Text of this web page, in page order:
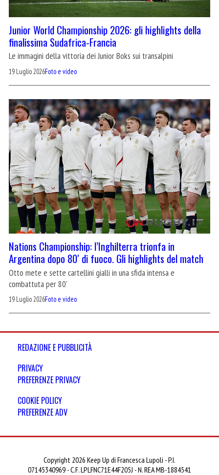
Junior World Championship 2026: gli highlights della
finalissima Sudafrica-Francia
Le immagini della vittoria dei Junior Boks sui transalpini
19 Luglio 2026Foto e video
Nations Championship: l’Inghilterra trionfa in
Argentina dopo 80′ di fuoco. Gli highlights del match
Otto mete e sette cartellini gialli in una sfida intensa e
combattuta per 80'
19 Luglio 2026Foto e video
REDAZIONE E PUBBLICITÀ
PRIVACY
PREFERENZE PRIVACY
COOKIE POLICY
PREFERENZE ADV
Copyright 2026 Keep Up di Francesca Lupoli - P.I.
07145340969 - C.F. LPLFNC71E44F205J - N. REA MB-1884541